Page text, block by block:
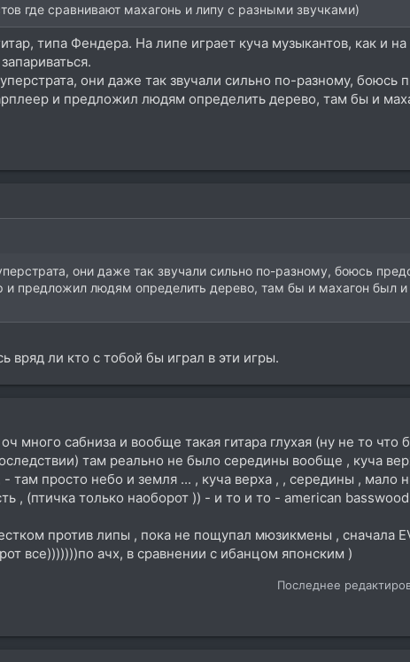
где сравнивают махагонь и липу с разными звучками)
типа Фендера. На липе играет куча музыкантов, как и на
они даже так звучали сильно по-разному, боюсь
и предложил людям определить дерево, там бы и
они даже так звучали сильно по-разному, боюсь
и предложил людям определить дерево, там бы и махагон был и
вряд ли кто с тобой бы играл в эти игры.
сабниза и вообще такая гитара глухая (ну не то что
там реально не было середины вообще , куча
просто небо и земля ... , куча верха , , середины , мало
, (птичка только наоборот )) - и то и то - american
против липы , пока не пощупал мюзикмены , сначала
все)))))))по ачх, в сравнении с ибанцом японским )
Последнее